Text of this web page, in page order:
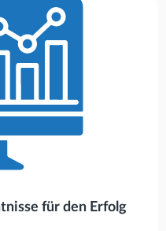
für den Erfolg